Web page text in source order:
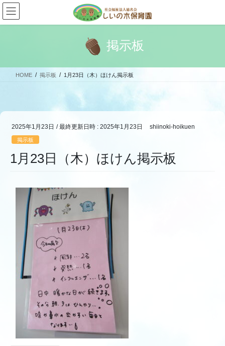
コ
ン
テ
ス
ナ
ビ
ゲ
ン
掲示板
HOME 掲示板 1月23日（木）ほけん掲示板
2025年1月23日 / 最終更新日時 : 2025年1月23日 shiinoki-hoikuen
掲示板
1月23日（木）ほけん掲示板